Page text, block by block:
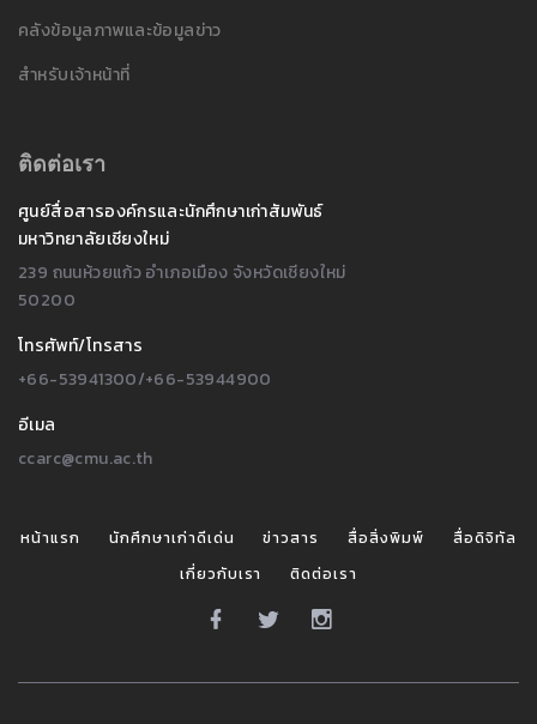
คลังข้อมูลภาพและข้อมูลข่าว
สำหรับเจ้าหน้าที่
ติดต่อเรา
ศูนย์สื่อสารองค์กรและนักศึกษาเก่าสัมพันธ์
มหาวิทยาลัยเชียงใหม่
239 ถนนห้วยแก้ว อำเภอเมือง จังหวัดเชียงใหม่
50200
โทรศัพท์/โทรสาร
+66-53941300/+66-53944900
อีเมล
ccarc@cmu.ac.th
หน้าแรก นักศึกษาเก่าดีเด่น ข่าวสาร สื่อสิ่งพิมพ์
สื่อดิจิทัล
เกี่ยวกับเรา
ติดต่อเรา